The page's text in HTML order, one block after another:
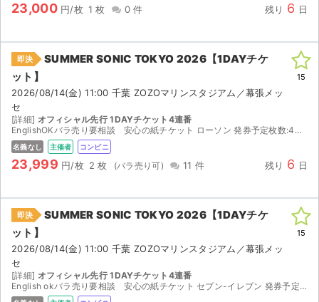
23,000 円/枚 1 枚 0 件 残り 6 日
即決
SUMMER SONIC TOKYO 2026【1DAYチケ
ット】
2026/08/14(金) 11:00 千葉 ZOZOマリンスタジアム／幕張メッ
セ
[詳細] オフィシャル先行 1DAYチケット4連番
EnglishOKバラ売り要相談 安心の紙チケット ローソン 発券予定枚数:4枚 2026/08/09(日) 14:00 ~ 2026/08/17(月) 21:00の間にお受取りくださ...
名義なし 主催者 コンビニ
23,999 円/枚 2 枚 11 件 残り 6 日
15
即決
SUMMER SONIC TOKYO 2026【1DAYチケ
ット】
2026/08/14(金) 11:00 千葉 ZOZOマリンスタジアム／幕張メッ
セ
[詳細] オフィシャル先行 1DAYチケット4連番
English okバラ売り要相談 安心の紙チケット セブン-イレブン 発券予定枚数:4枚 2026/08/09(日) 14:00 ~ 2026/08/17(月) 21:00の間にお受取り...
15